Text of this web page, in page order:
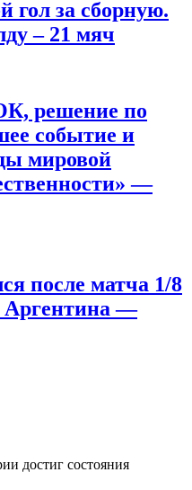
гол за сборную.
– 21 мяч
решение по
событие и
мировой
—
после матча 1/8
—
достиг состояния